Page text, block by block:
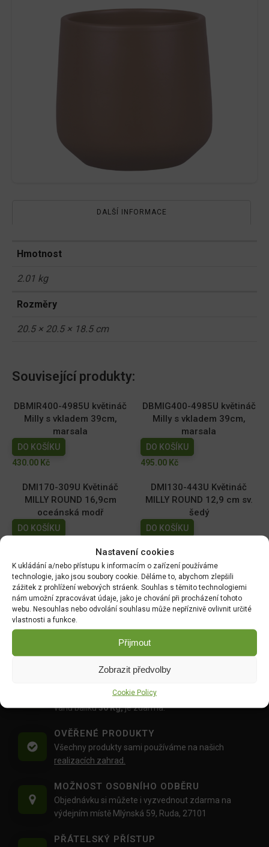
Nastavení cookies
K ukládání a/nebo přístupu k informacím o zařízení používáme
technologie, jako jsou soubory cookie. Děláme to, abychom zlepšili
zážitek z prohlížení webových stráenk. Souhlas s těmito technologiemi
nám umožní zpracovávat údaje, jako je chování při procházení tohoto
webu. Nesouhlas nebo odvolání souhlasu může nepříznivě ovlivnit určité
vlastnosti a funkce.
Přijmout
Zobrazit předvolby
Cookie Policy
DALŠÍ INFORMACE
Hmotnost
2.01 kg
Rozměry
20.5 × 20.5 × 18.5 cm
Související produkty:
DBMIR400-4985U květináč
Milly s vkladem 39cm,
marsala
DO KOŠÍKU
430.00 Kč
DBMIG400-4985U květináč
Milly s vkladem 39cm,
marsala
DO KOŠÍKU
495.00 Kč
DMI170-309U Květináč
MILLY ROUND 16,9cm
oceánská modř
DO KOŠÍKU
DMI130-443U Květináč
MILLY ROUND 12,9 cm sv.
šedý
DO KOŠÍKU
DMI110-2411U Květináč
MILLY ROUND 10,9cm tm.
zelený
DO KOŠÍKU
29.00Kč
DMI150-443U Květináč
MILLY ROUND 14,6cm sv.
šedý
DO KOŠÍKU
Doprava objednávekod 1500 Kč,
váhu balíku30 Kg,je zdarma.
OVĚŘENÉ PRODUKTY
Všechny produkty sami používáme na našich
realizacích zahrad.
MOŽNOST OSOBNÍHO ODBĚRU
Objednávku si můžete i vyzvednout zdarma na
výdejním místě Mlýnská 59, Ruda, 27101
PŘÁTELSKÝ PŘÍSTUP